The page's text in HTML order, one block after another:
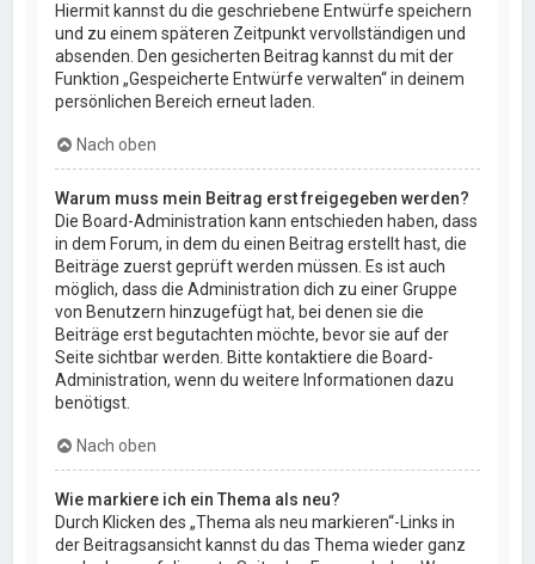
Hiermit kannst du die geschriebene Entwürfe speichern
und zu einem späteren Zeitpunkt vervollständigen und
absenden. Den gesicherten Beitrag kannst du mit der
Funktion „Gespeicherte Entwürfe verwalten“ in deinem
persönlichen Bereich erneut laden.
Nach oben
Warum muss mein Beitrag erst freigegeben werden?
Die Board-Administration kann entschieden haben, dass
in dem Forum, in dem du einen Beitrag erstellt hast, die
Beiträge zuerst geprüft werden müssen. Es ist auch
möglich, dass die Administration dich zu einer Gruppe
von Benutzern hinzugefügt hat, bei denen sie die
Beiträge erst begutachten möchte, bevor sie auf der
Seite sichtbar werden. Bitte kontaktiere die Board-
Administration, wenn du weitere Informationen dazu
benötigst.
Nach oben
Wie markiere ich ein Thema als neu?
Durch Klicken des „Thema als neu markieren“-Links in
der Beitragsansicht kannst du das Thema wieder ganz